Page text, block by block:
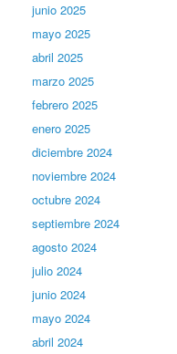
junio 2025
mayo 2025
abril 2025
marzo 2025
febrero 2025
enero 2025
diciembre 2024
noviembre 2024
octubre 2024
septiembre 2024
agosto 2024
julio 2024
junio 2024
mayo 2024
abril 2024